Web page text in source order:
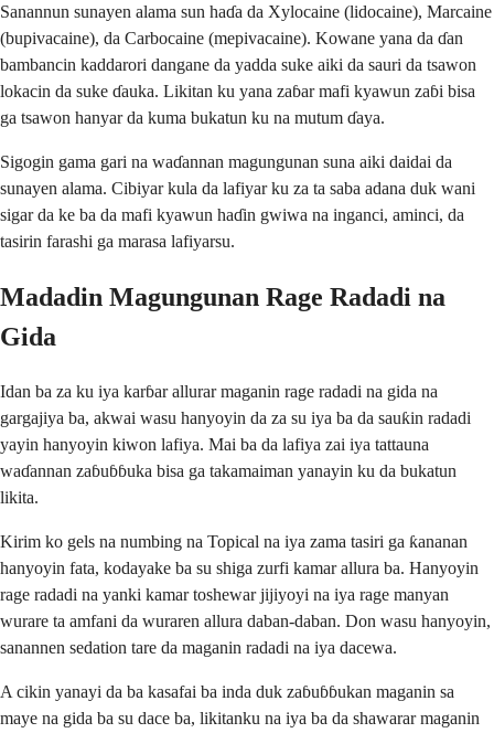
Sanannun sunayen alama sun haɗa da Xylocaine (lidocaine), Marcaine
(bupivacaine), da Carbocaine (mepivacaine). Kowane yana da ɗan
bambancin kaddarori dangane da yadda suke aiki da sauri da tsawon
lokacin da suke ɗauka. Likitan ku yana zaɓar mafi kyawun zaɓi bisa
ga tsawon hanyar da kuma bukatun ku na mutum ɗaya.
Sigogin gama gari na waɗannan magungunan suna aiki daidai da
sunayen alama. Cibiyar kula da lafiyar ku za ta saba adana duk wani
sigar da ke ba da mafi kyawun haɗin gwiwa na inganci, aminci, da
tasirin farashi ga marasa lafiyarsu.
Madadin Magungunan Rage Radadi na
Gida
Idan ba za ku iya karɓar allurar maganin rage radadi na gida na
gargajiya ba, akwai wasu hanyoyin da za su iya ba da sauƙin radadi
yayin hanyoyin kiwon lafiya. Mai ba da lafiya zai iya tattauna
waɗannan zaɓuɓɓuka bisa ga takamaiman yanayin ku da bukatun
likita.
Kirim ko gels na numbing na Topical na iya zama tasiri ga ƙananan
hanyoyin fata, kodayake ba su shiga zurfi kamar allura ba. Hanyoyin
rage radadi na yanki kamar toshewar jijiyoyi na iya rage manyan
wurare ta amfani da wuraren allura daban-daban. Don wasu hanyoyin,
sanannen sedation tare da maganin radadi na iya dacewa.
A cikin yanayi da ba kasafai ba inda duk zaɓuɓɓukan maganin sa
maye na gida ba su dace ba, likitanku na iya ba da shawarar maganin